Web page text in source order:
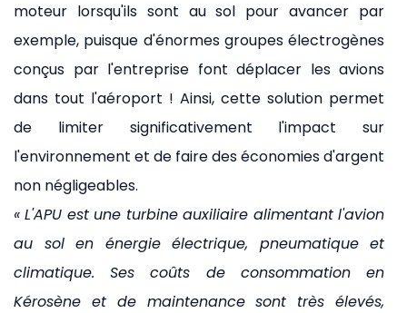
moteur lorsqu'ils sont au sol pour avancer par
exemple, puisque d'énormes groupes électrogènes
conçus par l'entreprise font déplacer les avions
dans tout l'aéroport ! Ainsi, cette solution permet
de limiter significativement l'impact sur
l'environnement et de faire des économies d'argent
non négligeables.
« L'APU est une turbine auxiliaire alimentant l'avion
au sol en énergie électrique, pneumatique et
climatique. Ses coûts de consommation en
Kérosène et de maintenance sont très élevés,